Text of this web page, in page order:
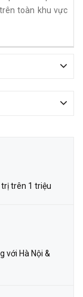
toàn khu vực
trên 1 triệu
với Hà Nội &